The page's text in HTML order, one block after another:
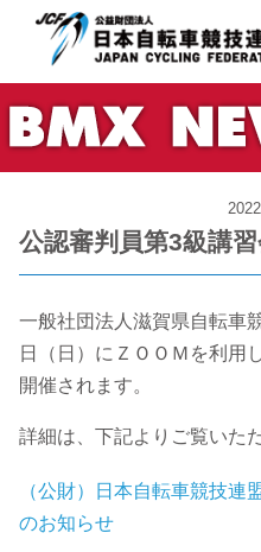
公認審判員第3級講
一般社団法人滋賀県自転車
日（日）にＺＯＯＭを利用
開催されます。
詳細は、下記よりご覧いた
（公財）日本自転車競技連
のお知らせ